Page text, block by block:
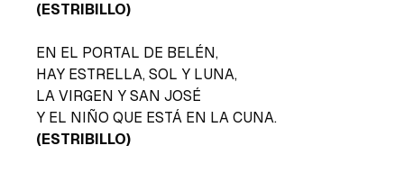
(ESTRIBILLO)
EN EL PORTAL DE BELÉN,
HAY ESTRELLA, SOL Y LUNA,
LA VIRGEN Y SAN JOSÉ
Y EL NIÑO QUE ESTÁ EN LA CUNA.
(ESTRIBILLO)